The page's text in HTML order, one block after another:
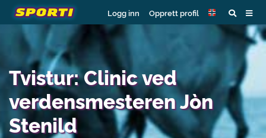
Logg inn Opprett profil
Tvistur: Clinic ved
verdensmesteren Jòn
Stenild